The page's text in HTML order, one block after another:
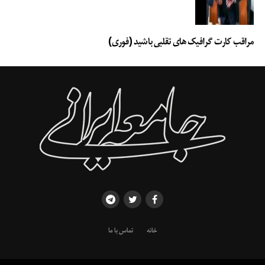
مراقب کارت گرافیک های تقلبی باشید (فوری)
خانه تماس با ما